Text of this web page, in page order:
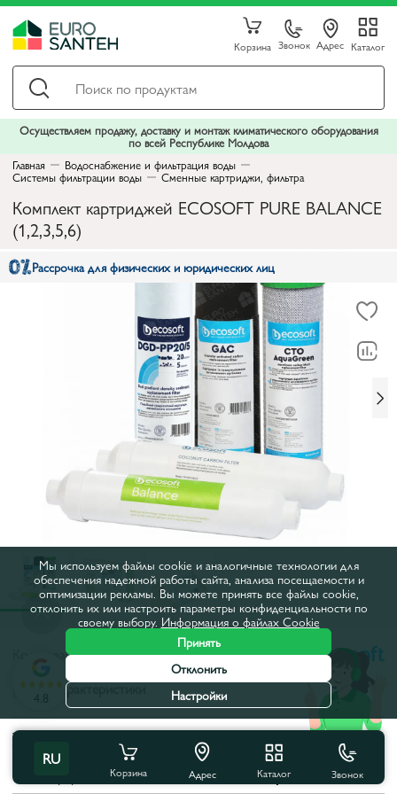
Корзина Звонок Адрес Каталог
Осуществляем продажу, доставку и монтаж климатического оборудования
по всей Республике Молдова
Главная
Водоснабжение и фильтрация воды
Системы фильтрации воды Сменные картриджи, фильтра
Комплект картриджей ECOSOFT PURE BALANCE
(1,2,3,5,6)
Рассрочка для физических и юридических лиц
Код товара:47EK0603
Все характеристики
Характеристики продукта
Система обратного осмоса
RU
Корзина Адрес Каталог Звонок
4.8
Мы используем файлы cookie и аналогичные технологии для
обеспечения надежной работы сайта, анализа посещаемости и
оптимизации рекламы. Вы можете принять все файлы cookie,
отклонить их или настроить параметры конфиденциальности по
своему выбору. Информация о файлах Cookie
Принять
Отклонить
Настройки